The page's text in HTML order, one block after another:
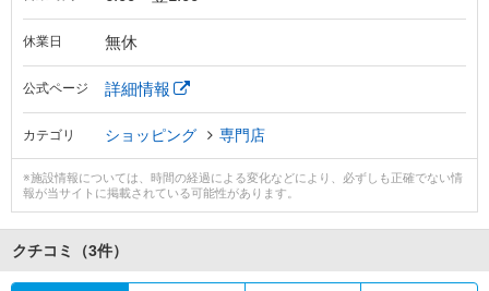
休業日 無休
公式ページ 詳細情報
カテゴリ ショッピング 専門店
※施設情報については、時間の経過による変化などにより、必ずしも正確でない情
報が当サイトに掲載されている可能性があります。
クチコミ （3件）